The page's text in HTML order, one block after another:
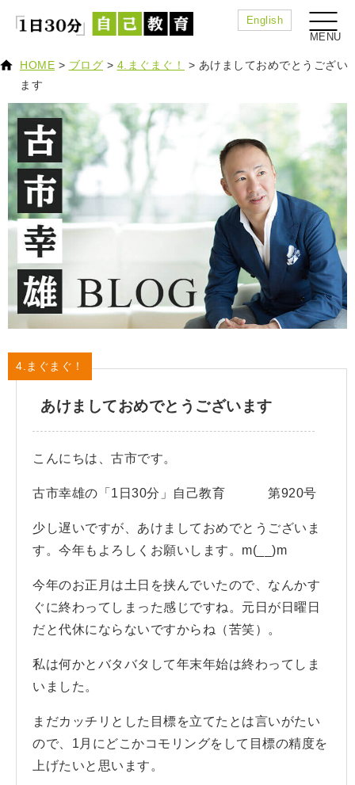
English
HOME > ブログ > 4.まぐまぐ！ > あけましておめでとうござい
ます
4.まぐまぐ！
あけましておめでとうございます
こんにちは、古市です。
古市幸雄の「1日30分」自己教育 第920号
少し遅いですが、あけましておめでとうございま
す。今年もよろしくお願いします。m(__)m
今年のお正月は土日を挟んでいたので、なんかす
ぐに終わってしまった感じですね。元日が日曜日
だと代休にならないですからね（苦笑）。
私は何かとバタバタして年末年始は終わってしま
いました。
まだカッチリとした目標を立てたとは言いがたい
ので、1月にどこかコモリングをして目標の精度を
上げたいと思います。